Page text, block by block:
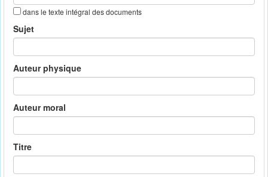
dans le texte intégral des documents
Sujet
Auteur physique
Auteur moral
Titre